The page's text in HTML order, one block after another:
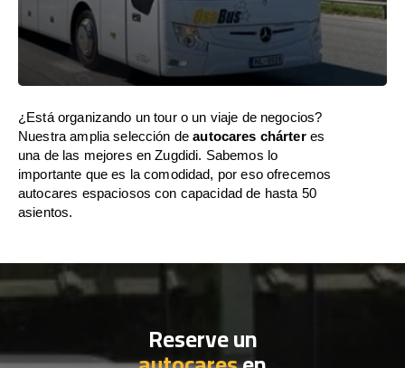
¿Está organizando un tour o un viaje de negocios?
Nuestra amplia selección deautocares chárteres
una de las mejores en Zugdidi. Sabemos lo
importante que es la comodidad, por eso ofrecemos
autocares espaciosos con capacidad de hasta 50
asientos.
Reserve un